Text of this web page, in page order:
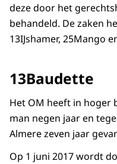
deze door het
behandeld. De zaken
13IJshamer, 25Mango
13Baudette
Het OM heeft in hoger
man negen jaar en
Almere zeven jaar
Op 1 juni 2017 wordt